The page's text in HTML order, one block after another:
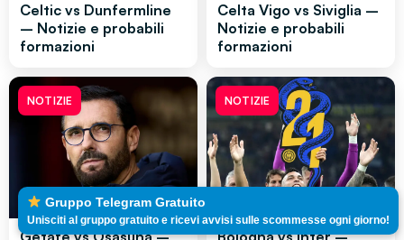
Celtic vs Dunfermline
– Notizie e probabili
formazioni
Celta Vigo vs Siviglia –
Notizie e probabili
formazioni
NOTIZIE
Getafe vs Osasuna –
NOTIZIE
Bologna vs Inter –
Gruppo Telegram Gratuito
Unisciti al gruppo gratuito e ricevi avvisi sulle scommesse ogni giorno!